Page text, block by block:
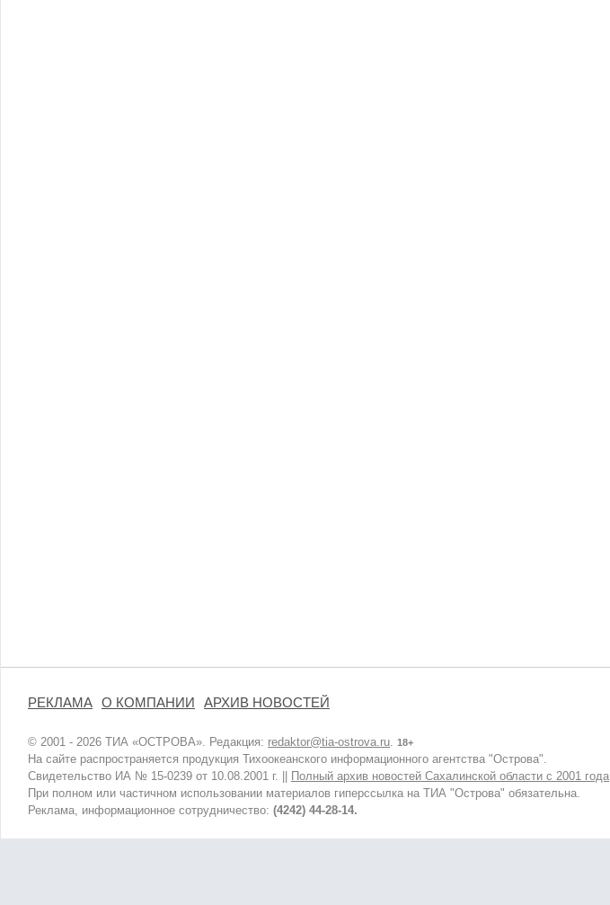
РЕКЛАМА О КОМПАНИИ АРХИВ НОВОСТЕЙ
© 2001 - 2026 ТИА «ОСТРОВА». Редакция: redaktor@tia-ostrova.ru 18+
На сайте распространяется продукция Тихоокеанского информационного агентства "Острова".
Свидетельство ИА № 15-0239 от 10.08.2001 г. ||
Полный архив новостей Сахалинской области с 2001 года
При полном или частичном использовании материалов гиперссылка на ТИА "Острова" обязательна.
Реклама, информационное сотрудничество: (4242) 44-28-14.